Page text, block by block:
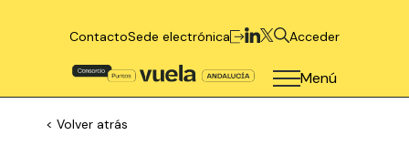
ContactoSede electrónica Acceder
Menú
< Volver atrás